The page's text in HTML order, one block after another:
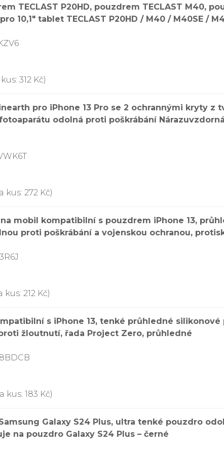
TECLAST P20HD, pouzdrem TECLAST M40,
10,1″ tablet TECLAST P20HD / M40 / M40SE /
312 Kč)
pro iPhone 13 Pro se 2 ochrannými kryty z
odolná proti poškrábání
kus: 272 Kč)
mobil kompatibilní s pouzdrem iPhone 13,
proti poškrábání a vojenskou ochranou,
212 Kč)
s iPhone 13, tenké průhledné
žloutnutí, řada Project Zero, průhledné
kus: 183 Kč)
Galaxy S24 Plus, ultra tenké pouzdro
na pouzdro Galaxy S24 Plus – černé